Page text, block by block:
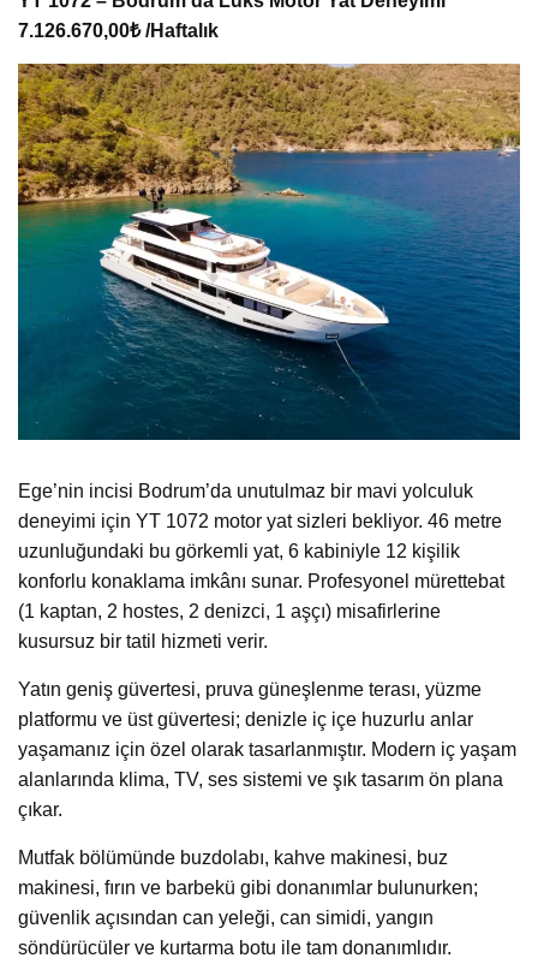
7.126.670,00₺ /Haftalık
Ege’nin incisi Bodrum’da unutulmaz bir mavi yolculuk
deneyimi için YT 1072 motor yat sizleri bekliyor. 46 metre
uzunluğundaki bu görkemli yat, 6 kabiniyle 12 kişilik
konforlu konaklama imkânı sunar. Profesyonel mürettebat
(1 kaptan, 2 hostes, 2 denizci, 1 aşçı) misafirlerine
kusursuz bir tatil hizmeti verir.
Yatın geniş güvertesi, pruva güneşlenme terası, yüzme
platformu ve üst güvertesi; denizle iç içe huzurlu anlar
yaşamanız için özel olarak tasarlanmıştır. Modern iç yaşam
alanlarında klima, TV, ses sistemi ve şık tasarım ön plana
çıkar.
Mutfak bölümünde buzdolabı, kahve makinesi, buz
makinesi, fırın ve barbekü gibi donanımlar bulunurken;
güvenlik açısından can yeleği, can simidi, yangın
söndürücüler ve kurtarma botu ile tam donanımlıdır.